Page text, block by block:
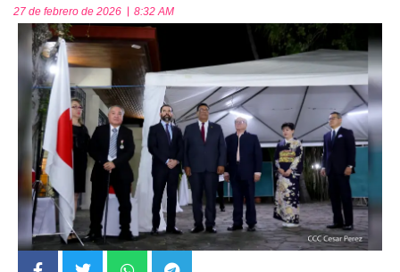
27 de febrero de 2026 8:32 AM